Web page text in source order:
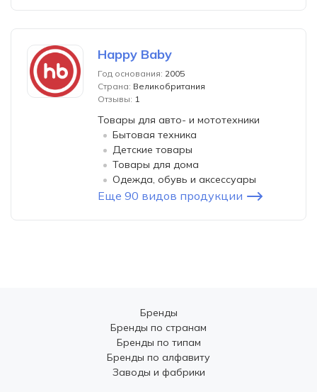
Happy Baby
Год основания: 2005
Страна: Великобритания
Отзывы: 1
Товары для авто- и мототехники
Бытовая техника
Детские товары
Товары для дома
Одежда, обувь и аксессуары
Еще 90 видов продукции
Бренды
Бренды по странам
Бренды по типам
Бренды по алфавиту
Заводы и фабрики